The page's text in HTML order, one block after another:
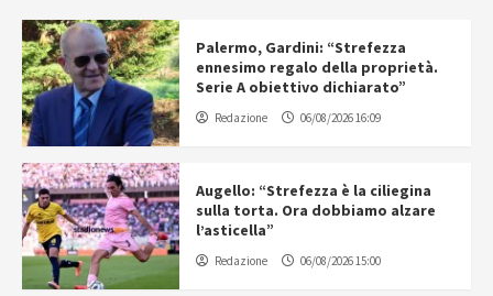
Palermo, Gardini: “Strefezza
ennesimo regalo della proprietà.
Serie A obiettivo dichiarato”
Redazione 06/08/2026 16:09
Augello: “Strefezza è la ciliegina
sulla torta. Ora dobbiamo alzare
l’asticella”
Redazione 06/08/2026 15:00